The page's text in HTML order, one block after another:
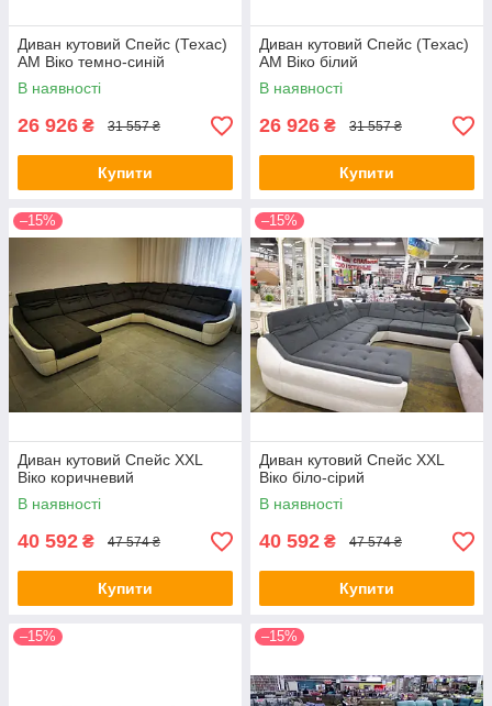
Диван кутовий Спейс (Техас)
АМ Віко темно-синій
В наявності
26 926 ₴ 31 557 ₴
Купити
Диван кутовий Спейс (Техас)
АМ Віко білий
В наявності
26 926 ₴ 31 557 ₴
Купити
–15%
Диван кутовий Спейс XХL
Віко коричневий
В наявності
40 592 ₴ 47 574 ₴
Купити
–15%
Диван кутовий Спейс XХL
Віко біло-сірий
В наявності
40 592 ₴ 47 574 ₴
Купити
–15% –15%